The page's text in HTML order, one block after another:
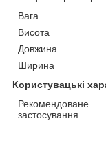
Вага
Висота
Довжина
Ширина
Користувацькі
Рекомендоване
застосування